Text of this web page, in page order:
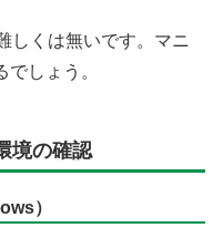
しくは無いです。マニ
しょう。
境の確認
）